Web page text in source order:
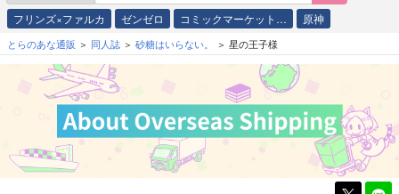
フリンズ×ファルカ ゼンゼロ コミックマーケット… 原神
とらのあな通販 同人誌 砂糖はいらない。 星の王子様